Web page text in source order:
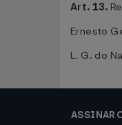
Art. 13.
Ernesto
L. G. do
ASSINAR